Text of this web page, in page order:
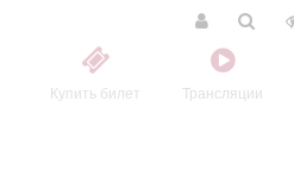
Купить билет Трансляции